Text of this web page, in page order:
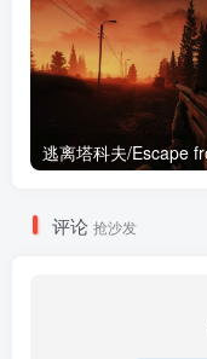
评论 抢沙发